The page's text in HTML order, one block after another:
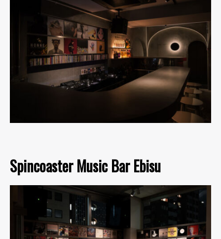
Spincoaster Music Bar Ebisu